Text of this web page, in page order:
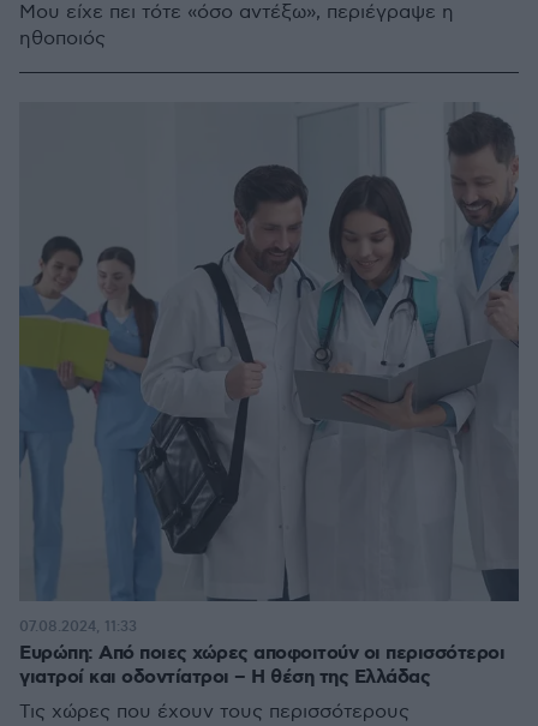
Μου είχε πει τότε «όσο αντέξω», περιέγραψε η
ηθοποιός
Ευρώπη: Από ποιες χώρες αποφοιτούν οι περισσότεροι
γιατροί και οδοντίατροι – Η θέση της Ελλάδας
Τις χώρες που έχουν τους περισσότερους
07.08.2024, 11:33